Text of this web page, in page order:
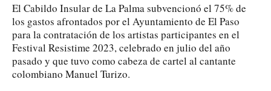
El Cabildo Insular de La Palma subvencionó el 75% de
los gastos afrontados por el Ayuntamiento de El Paso
para la contratación de los artistas participantes en el
Festival Resistime 2023, celebrado en julio del año
pasado y que tuvo como cabeza de cartel al cantante
colombiano Manuel Turizo.